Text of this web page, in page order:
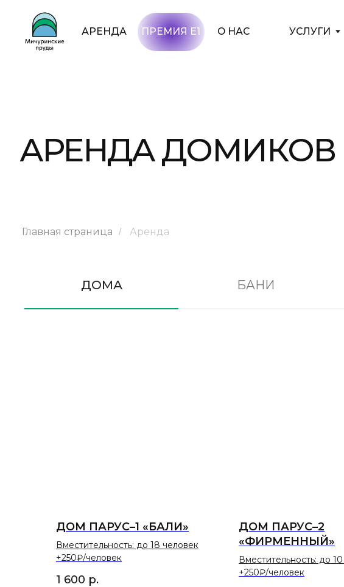
ПРЕМИЯ Е1 О НАС
Главная страница / Аренда
ДОМА БАНИ
ДОМ ПАРУС–1 «БАЛИ»
Вместительность: до 18 человек
+250₽/человек
1 600 р.
ДОМ ПАРУС–2
«ФИРМЕННЫЙ»
Вместительность: до
+250₽/человек